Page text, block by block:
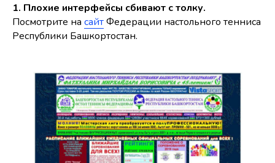
1. Плохие интерфейсы сбивают с толку.
Посмотрите на сайтФедерации настольного тенниса
Республики Башкортостан.